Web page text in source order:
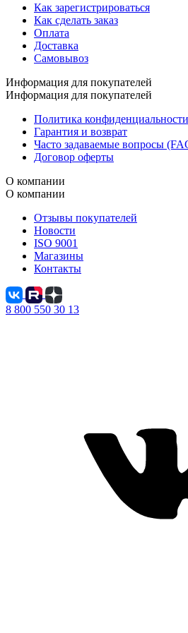
Как зарегистрироваться
Как сделать заказ
Оплата
Доставка
Самовывоз
Информация для покупателей
Информация для покупателей
Политика конфиденциальности
Гарантия и возврат
Часто задаваемые вопросы
Договор оферты
О компании
О компании
Отзывы покупателей
Новости
ISO 9001
Магазины
Контакты
8 800 550 30 13